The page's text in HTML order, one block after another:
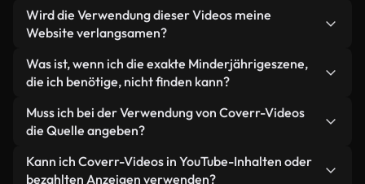
Beides. Es handelt sich um eine Hybridbibliothek
aus realen, von Menschen aufgenommenen
generierten Videos. Jedes Video ist eindeutig
beschriftet, sodass Sie immer wissen, was Sie
verwenden.
Wird die Verwendung dieser Videos meine
Website verlangsamen?
Nicht, wenn Sie unsere optimierten Versionen
wählen. Wir bieten schlanke, webfähige Formate,
wurden – so bleibt die Qualität hoch, während
gleichzeitig die Ladezeiten minimiert und
Kennzahlen wie LCP verbessert werden.
Was ist, wenn ich die exakte Minderjährigeszene,
die ich benötige, nicht finden kann?
Mit Coverr AI Studio erstellen Sie im
Handumdrehen ein solches Video. Beschreiben Sie
bei Sonnenuntergang" – und das Studio generiert
Muss ich bei der Verwendung von Coverr-Videos
die Quelle angeben?
Eine Namensnennung ist nicht erforderlich. Alle
Videos in unserer Stockbibliothek sind lizenzfrei
Kann ich Coverr-Videos in YouTube-Inhalten oder
bezahlten Anzeigen verwenden?